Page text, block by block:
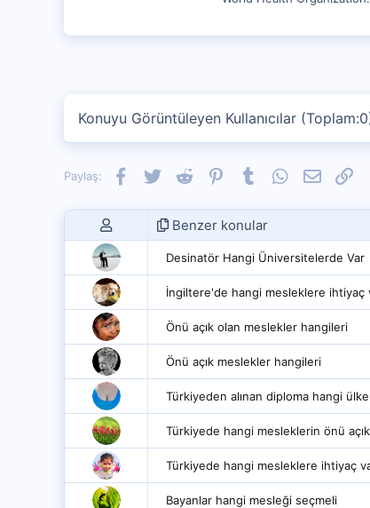
Konuyu Görüntüleyen Kullanıcılar
Paylaş: Facebook
TwitterReddit PinterestTumblrWhatsApp
E-postaLink
Benzer konular
Desinatör Hangi Üniversitelerde Var
İngiltere'de hangi mesleklere ihtiyaç
Önü açık olan meslekler hangileri
Önü açık meslekler hangileri
Türkiyeden alınan diploma hangi
Türkiyede hangi mesleklerin önü açık
Türkiyede hangi mesleklere ihtiyaç
Bayanlar hangi mesleği seçmeli